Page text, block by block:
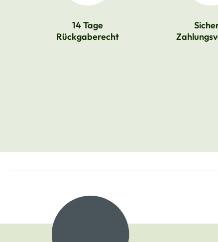
14 Tage
Rückgaberecht